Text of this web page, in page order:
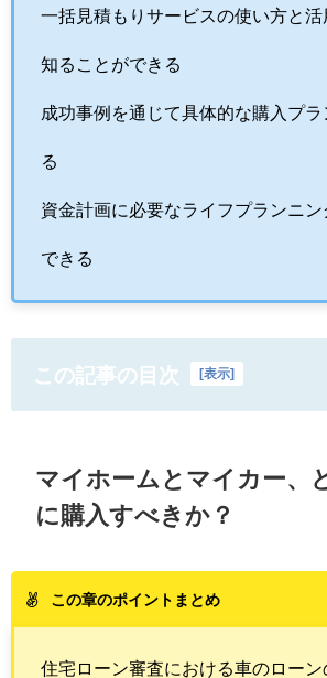
一括見積もりサービスの使い方と
知ることができる
成功事例を通じて具体的な購入プラ
る
資金計画に必要なライフプランニ
できる
この記事の目次 [表示]
マイホームとマイカー、
に購入すべきか？
この章のポイントまとめ
住宅ローン審査における車のローン